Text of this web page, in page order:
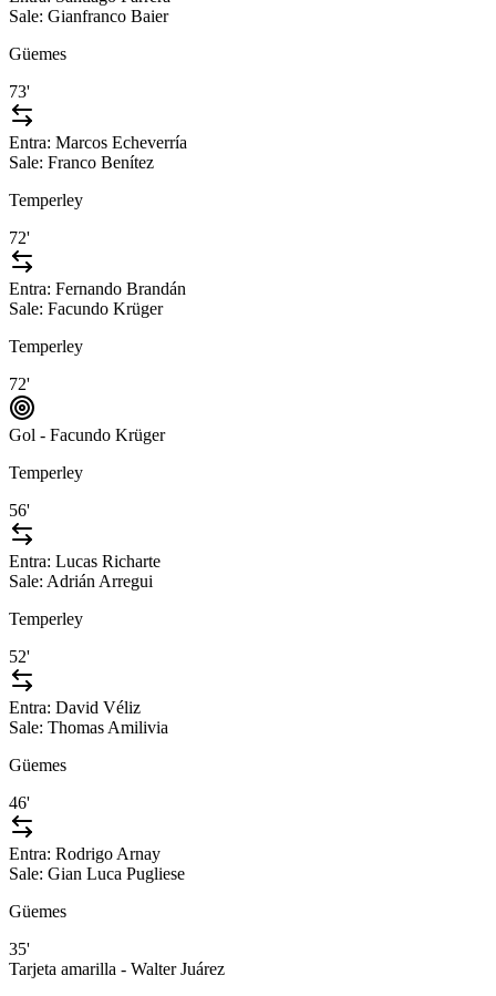
Sale: Gianfranco Baier
Güemes
73'
Entra: Marcos Echeverría
Sale: Franco Benítez
Temperley
72'
Entra: Fernando Brandán
Sale: Facundo Krüger
Temperley
72'
Gol - Facundo Krüger
Temperley
56'
Entra: Lucas Richarte
Sale: Adrián Arregui
Temperley
52'
Entra: David Véliz
Sale: Thomas Amilivia
Güemes
46'
Entra: Rodrigo Arnay
Sale: Gian Luca Pugliese
Güemes
35'
Tarjeta amarilla - Walter Juárez